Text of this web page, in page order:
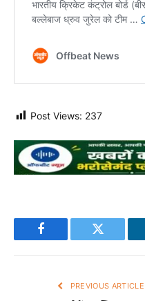
Post Views: 237
Facebook Twitter
PREVIOUS ARTICLE